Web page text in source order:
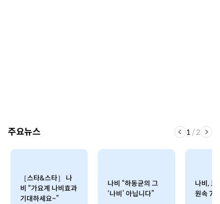
주요뉴스 1 /2
［스타&스타］ 나
비 “가요계 나비효과
기대하세요~”
나비 “하동균의 그
‘나비’ 아닙니다”
나비, 크
원속 7